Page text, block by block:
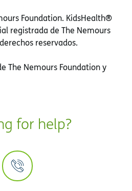
Foundation. KidsHealth®
registrada de The Nemours
reservados.
The Nemours Foundation y
for help?